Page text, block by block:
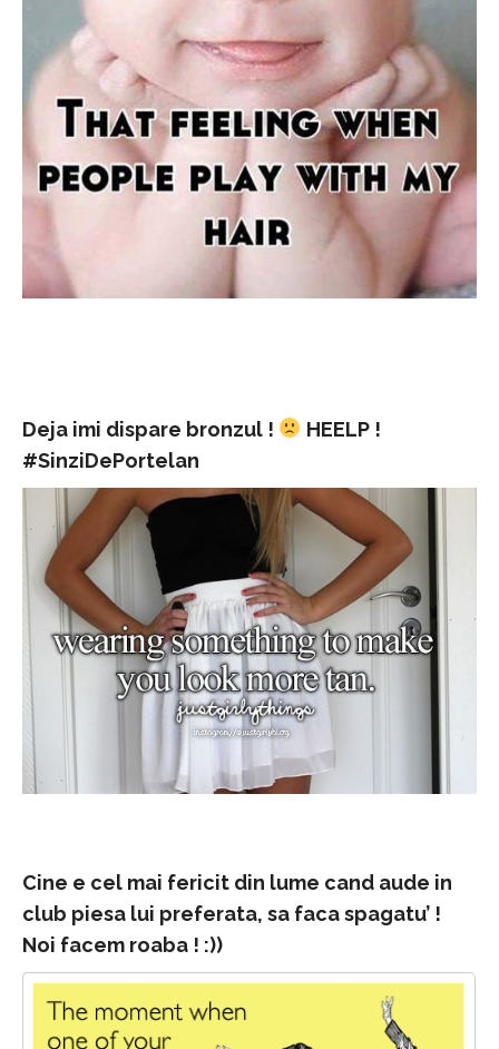
Deja imi dispare bronzul !
HEELP !
#SinziDePortelan
Cine e cel mai fericit din lume cand aude in
club piesa lui preferata, sa faca spagatu’ !
Noi facem roaba ! :))